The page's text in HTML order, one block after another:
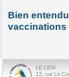
Bien
vaccinations
LE LIEN
13, rue Le